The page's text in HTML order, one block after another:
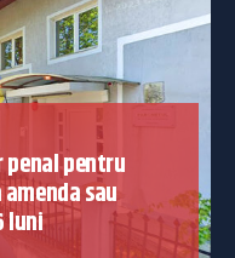
penal pentru
sau
luni